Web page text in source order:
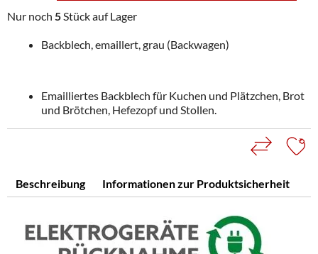
Nur noch 5Stück auf Lager
Backblech, emaillert, grau (Backwagen)
Emailliertes Backblech für Kuchen und Plätzchen, Brot
und Brötchen, Hefezopf und Stollen.
Beschreibung Informationen zur Produktsicherheit